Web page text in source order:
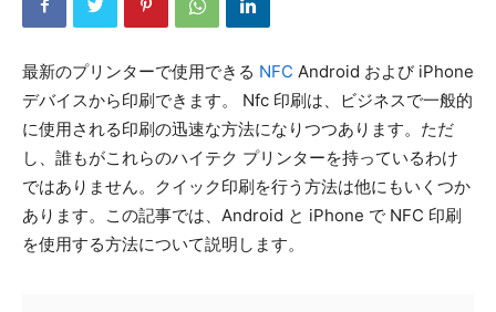
最新のプリンターで使用できる NFC Android および iPhone
デバイスから印刷できます。 Nfc 印刷は、ビジネスで一般的
に使用される印刷の迅速な方法になりつつあります。ただ
し、誰もがこれらのハイテク プリンターを持っているわけ
ではありません。クイック印刷を行う方法は他にもいくつか
あります。この記事では、Android と iPhone で NFC 印刷
を使用する方法について説明します。